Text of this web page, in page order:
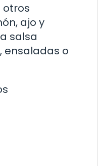
otros
ajo y
salsa
ensaladas o